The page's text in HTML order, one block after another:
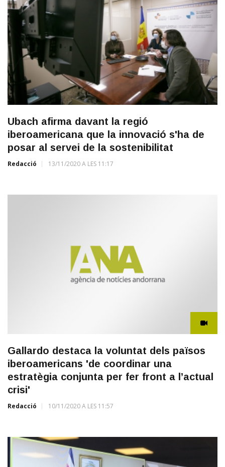
Ubach afirma davant la regió
iberoamericana que la innovació s'ha de
posar al servei de la sostenibilitat
Redacció 13/11/2020 A LES 11:17
Gallardo destaca la voluntat dels països
iberoamericans 'de coordinar una
estratègia conjunta per fer front a l’actual
crisi'
Redacció 10/11/2020 A LES 11:57